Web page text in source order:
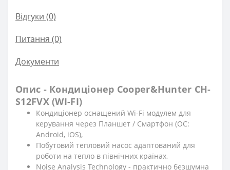
Відгуки (0)
Питання (0)
Документи
Опис - Кондиціонер Cooper&Hunter CH-
S12FVX (WI-FI)
Кондиціонер оснащений Wi-Fi модулем для
керування через Планшет / Смартфон (ОС:
Android, iOS),
Побутовий тепловий насос адаптований для
роботи на тепло в північних країнах,
Noise Analysis Technology - практично безшумна